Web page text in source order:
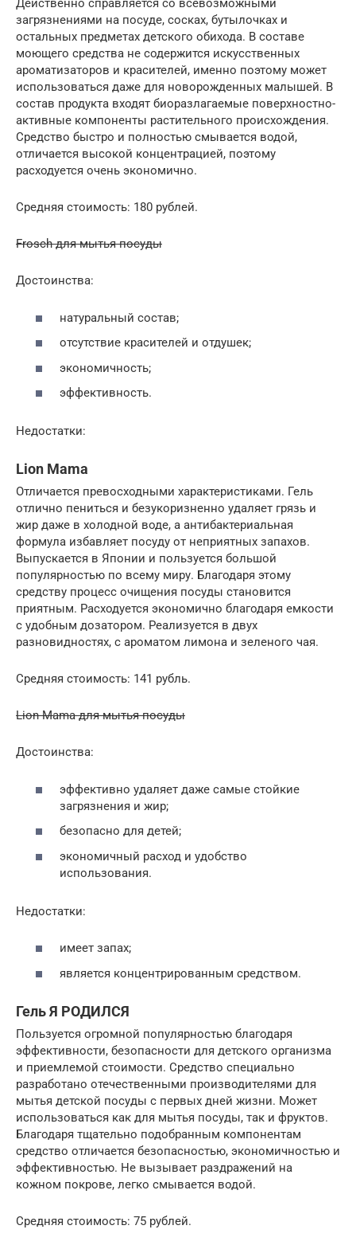
Действенно справляется со всевозможными
загрязнениями на посуде, сосках, бутылочках и
остальных предметах детского обихода. В составе
моющего средства не содержится искусственных
ароматизаторов и красителей, именно поэтому может
использоваться даже для новорожденных малышей. В
состав продукта входят биоразлагаемые поверхностно-
активные компоненты растительного происхождения.
Средство быстро и полностью смывается водой,
отличается высокой концентрацией, поэтому
расходуется очень экономично.
Средняя стоимость: 180 рублей.
Frosch для мытья посуды
Достоинства:
натуральный состав;
отсутствие красителей и отдушек;
экономичность;
эффективность.
Недостатки:
Lion Mama
Отличается превосходными характеристиками. Гель
отлично пениться и безукоризненно удаляет грязь и
жир даже в холодной воде, а антибактериальная
формула избавляет посуду от неприятных запахов.
Выпускается в Японии и пользуется большой
популярностью по всему миру. Благодаря этому
средству процесс очищения посуды становится
приятным. Расходуется экономично благодаря емкости
с удобным дозатором. Реализуется в двух
разновидностях, с ароматом лимона и зеленого чая.
Средняя стоимость: 141 рубль.
Lion Mama для мытья посуды
Достоинства:
эффективно удаляет даже самые стойкие
загрязнения и жир;
безопасно для детей;
экономичный расход и удобство
использования.
Недостатки:
имеет запах;
является концентрированным средством.
Гель Я РОДИЛСЯ
Пользуется огромной популярностью благодаря
эффективности, безопасности для детского организма
и приемлемой стоимости. Средство специально
разработано отечественными производителями для
мытья детской посуды с первых дней жизни. Может
использоваться как для мытья посуды, так и фруктов.
Благодаря тщательно подобранным компонентам
средство отличается безопасностью, экономичностью и
эффективностью. Не вызывает раздражений на
кожном покрове, легко смывается водой.
Средняя стоимость: 75 рублей.